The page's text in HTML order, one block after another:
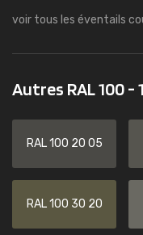
voir tous les éventails
Autres RAL 100 -
RAL 100 20 05
RAL 100 30 20